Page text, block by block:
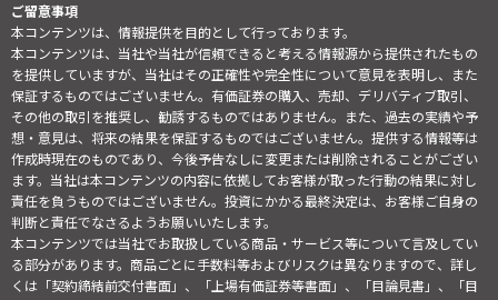
ご留意事項
本コンテンツは、情報提供を目的として行っております。
本コンテンツは、当社や当社が信頼できると考える情報源から提供されたもの
を提供していますが、当社はその正確性や完全性について意見を表明し、また
保証するものではございません。有価証券の購入、売却、デリバティブ取引、
その他の取引を推奨し、勧誘するものではありません。また、過去の実績や予
想・意見は、将来の結果を保証するものではございません。提供する情報等は
作成時現在のものであり、今後予告なしに変更または削除されることがござい
ます。当社は本コンテンツの内容に依拠してお客様が取った行動の結果に対し
責任を負うものではございません。投資にかかる最終決定は、お客様ご自身の
判断と責任でなさるようお願いいたします。
本コンテンツでは当社でお取扱している商品・サービス等について言及してい
る部分があります。商品ごとに手数料等およびリスクは異なりますので、詳し
くは「契約締結前交付書面」、「上場有価証券等書面」、「目論見書」、「目